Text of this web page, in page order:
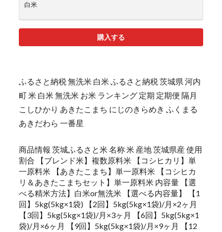
白米
購入する
ふるさと納税 無洗米 白米 ふるさと納税 茨城県 河内
町 米 白米 無洗米 お米 ランキング 定期 定期便 隔月
こしひかり あきたこまち にじのきらめき ふくまる
あきだわら 一番星
商品情報 茨城ふるさと米 名称 米 産地 茨城県産 使用
割合 【ブレンド米】複数原料米 【コシヒカリ】単
一原料米 【あきたこまち】単一原料米 【コシヒカ
リ＆あきたこまちセット】単一原料米 内容量 【選
べる精米方法】白米or無洗米 【選べる内容量】 【1
回】5kg(5kg×1袋) 【2回】5kg(5kg×1袋)/月×2ヶ月
【3回】5kg(5kg×1袋)/月×3ヶ月 【6回】5kg(5kg×1
袋)/月×6ヶ月 【9回】5kg(5kg×1袋)/月×9ヶ月 【12